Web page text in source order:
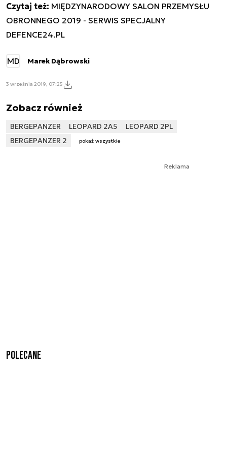
Czytaj też: MIĘDZYNARODOWY SALON PRZEMYSŁU
OBRONNEGO 2019 - SERWIS SPECJALNY
DEFENCE24.PL
MD Marek Dąbrowski
3 września 2019, 07:25
Zobacz również
BERGEPANZER LEOPARD 2A5
LEOPARD 2PL
BERGEPANZER 2
pokaż wszystkie
Reklama
Polecane